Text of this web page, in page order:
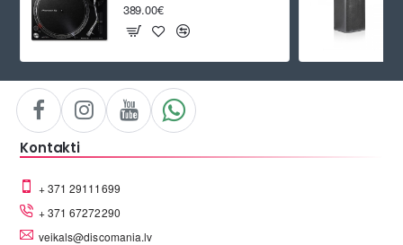
389.00€
Kontakti
+ 371 29111699
+ 371 67272290
veikals@discomania.lv